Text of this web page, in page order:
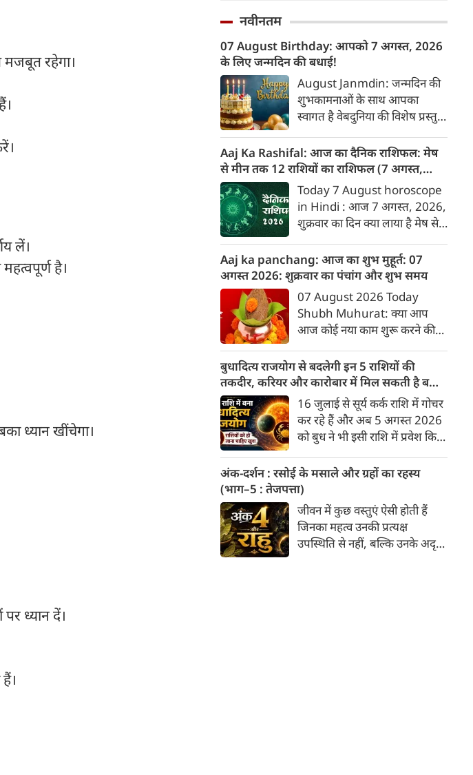
मजबूत रहेगा।
लें।
है।
ध्यान खींचेगा।
ध्यान दें।
नवीनतम
07 August Birthday: आपको 7 अगस्त, 2026
के लिए जन्मदिन की बधाई!
August Janmdin: जन्मदिन की
शुभकामनाओं के साथ आपका
स्वागत है वेबदुनिया की विशेष प्रस्तुति
पाठकों के व्यक्तित्व और भविष्य के
बारे में जानकारी देगा जिनका उस
दिनांक को जन्मदिन होगा। पेश है
दिनांक 7 को जन्मे व्यक्तियों के बारे
में जानकारी :
Aaj Ka Rashifal: आज का दैनिक राशिफल: मेष
से मीन तक 12 राशियों का राशिफल (7 अगस्‍त,
2026)
Today 7 August horoscope
in Hindi : आज 7 अगस्‍त, 2026,
शुक्रवार का दिन क्या लाया है मेष से
डेली होरोस्कोप के अनुसार वेबदुनिया
पर दैनिक राशिफल के बारे में एकदम
सटीक जानकारी...
Aaj ka panchang: आज का शुभ मुहूर्त: 07
अगस्‍त 2026: शुक्रवार का पंचांग और शुभ समय
07 August 2026 Today
Shubh Muhurat: क्या आप
आज कोई नया काम शुरू करने की
लेने वाले हैं? ज्योतिष और पंचांग के
अनुसार, किसी भी शुभ कार्य को सही
मुहूर्त में करने से सफलता की
संभावना बढ़ जाती है। 'वेबदुनिया'
आपके लिए लेकर आया है 07
अगस्‍त, 2026 का विशेष पंचांग और
शुभ-अशुभ मुहूर्त।
बुधादित्य राजयोग से बदलेगी इन 5 राशियों की
तकदीर, करियर और कारोबार में मिल सकती है बड़ी
सफलता
16 जुलाई से सूर्य कर्क राशि में गोचर
कर रहे हैं और अब 5 अगस्त 2026
को बुध ने भी इसी राशि में प्रवेश किया
युति से बुधादित्य राजयोग बनता है।
कर्क राशि में बुधादित्य राजयोग बनने
से मुख्य रूप से इन 5 राशियों के लिए
अत्यंत शुभ और लाभदायक समय की
शुरुआत होती है। मेष, मिथुन, कर्क,
कन्या और तुला।
अंक-दर्शन : रसोई के मसाले और ग्रहों का रहस्य
(भाग–5 : तेजपत्ता)
जीवन में कुछ वस्तुएं ऐसी होती हैं
जिनका महत्व उनकी प्रत्यक्ष
उपस्थिति से नहीं, बल्कि उनके अदृश्य